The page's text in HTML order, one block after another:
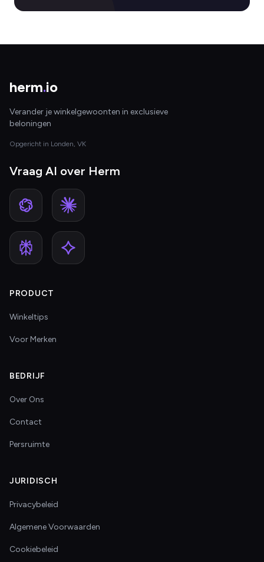
herm.io
Verander je winkelgewoonten in exclusieve
beloningen
Opgericht in Londen, VK
Vraag AI over Herm
PRODUCT
Winkeltips
Voor Merken
BEDRIJF
Over Ons
Contact
Persruimte
JURIDISCH
Privacybeleid
Algemene Voorwaarden
Cookiebeleid